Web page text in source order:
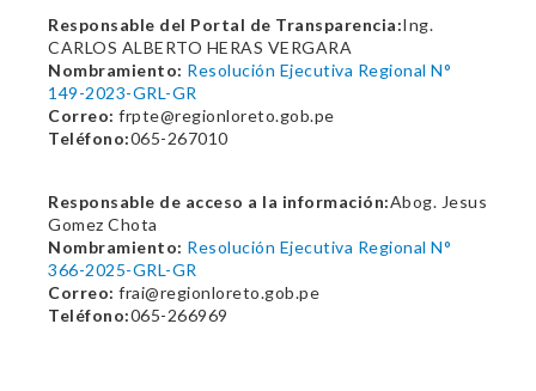
Responsable del Portal de Transparencia:Ing.
CARLOS ALBERTO HERAS VERGARA
Nombramiento: Resolución Ejecutiva Regional N°
149-2023-GRL-GR
Correo: frpte@regionloreto.gob.pe
Teléfono:065-267010
Responsable de acceso a la información:Abog. Jesus
Gomez Chota
Nombramiento: Resolución Ejecutiva Regional N°
366-2025-GRL-GR
Correo: frai@regionloreto.gob.pe
Teléfono:065-266969